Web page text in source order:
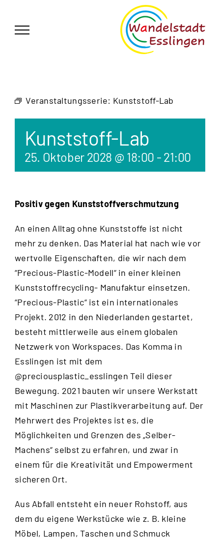
springen
Veranstaltungsserie: Kunststoff-Lab
Kunststoff-Lab
25. Oktober 2028 @ 18:00 - 21:00
Positiv gegen Kunststoffverschmutzung
An einen Alltag ohne Kunststoffe ist nicht
mehr zu denken. Das Material hat nach wie vor
wertvolle Eigenschaften, die wir nach dem
“Precious-Plastic-Modell“ in einer kleinen
Kunststoffrecycling- Manufaktur einsetzen.
“Precious-Plastic“ ist ein internationales
Projekt. 2012 in den Niederlanden gestartet,
besteht mittlerweile aus einem globalen
Netzwerk von Workspaces. Das Komma in
Esslingen ist mit dem
@preciousplastic_esslingen Teil dieser
Bewegung. 2021 bauten wir unsere Werkstatt
mit Maschinen zur Plastikverarbeitung auf. Der
Mehrwert des Projektes ist es, die
Möglichkeiten und Grenzen des „Selber-
Machens“ selbst zu erfahren, und zwar in
einem für die Kreativität und Empowerment
sicheren Ort.
Aus Abfall entsteht ein neuer Rohstoff, aus
dem du eigene Werkstücke wie z. B. kleine
Möbel, Lampen, Taschen und Schmuck